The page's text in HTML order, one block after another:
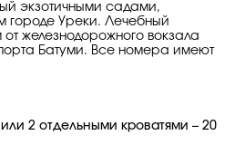
экзотичными садами,
городе Уреки. Лечебный
от железнодорожного вокзала
Батуми. Все номера имеют
2 отдельными кроватями – 20